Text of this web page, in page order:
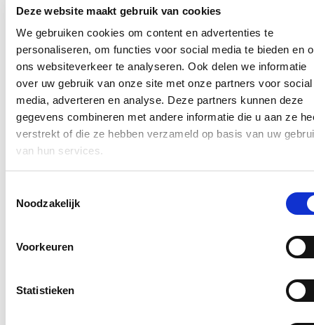
Deze website maakt gebruik van cookies
We gebruiken cookies om content en advertenties te
personaliseren, om functies voor social media te bieden en
ons websiteverkeer te analyseren. Ook delen we informatie
over uw gebruik van onze site met onze partners voor social
media, adverteren en analyse. Deze partners kunnen deze
gegevens combineren met andere informatie die u aan ze
verstrekt of die ze hebben verzameld op basis van uw
van hun services.
Noodzakelijk
Voorkeuren
Statistieken
Op 5 juli 2022 werd het parkeergebouw Het Getouw in de
Bloemekenswijk geopend.
Lees meer
BloemekenswijkGentMobiliteitParkeren
Fietsen parkeren bij station Gent-Sint-
Pieters
Sint-Pieters binnenkort plaats zijn voor meer dan 1.500 extra fietsen.
De NMBS heeft een vergunning aangevraagd voor een nieuwe
Lees meer
FietsenGentMobiliteit
Bezettingsgraad van de parkeertoren in